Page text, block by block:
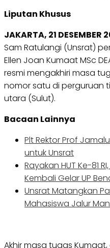
Liputan Khusus
JAKARTA, 21 DESEMBER
Sam Ratulangi (Unsrat)
Ellen Joan Kumaat MSc
resmi mengakhiri masa
nomor satu di perguruan
utara (Sulut).
Bacaan Lainnya
Plt Rektor Prof
untuk Unsrat
Rayakan HUT Ke-81
Kembali Gelar UP
Unsrat Matangkan
Mahasiswa Jalur
Akhir masa tugas